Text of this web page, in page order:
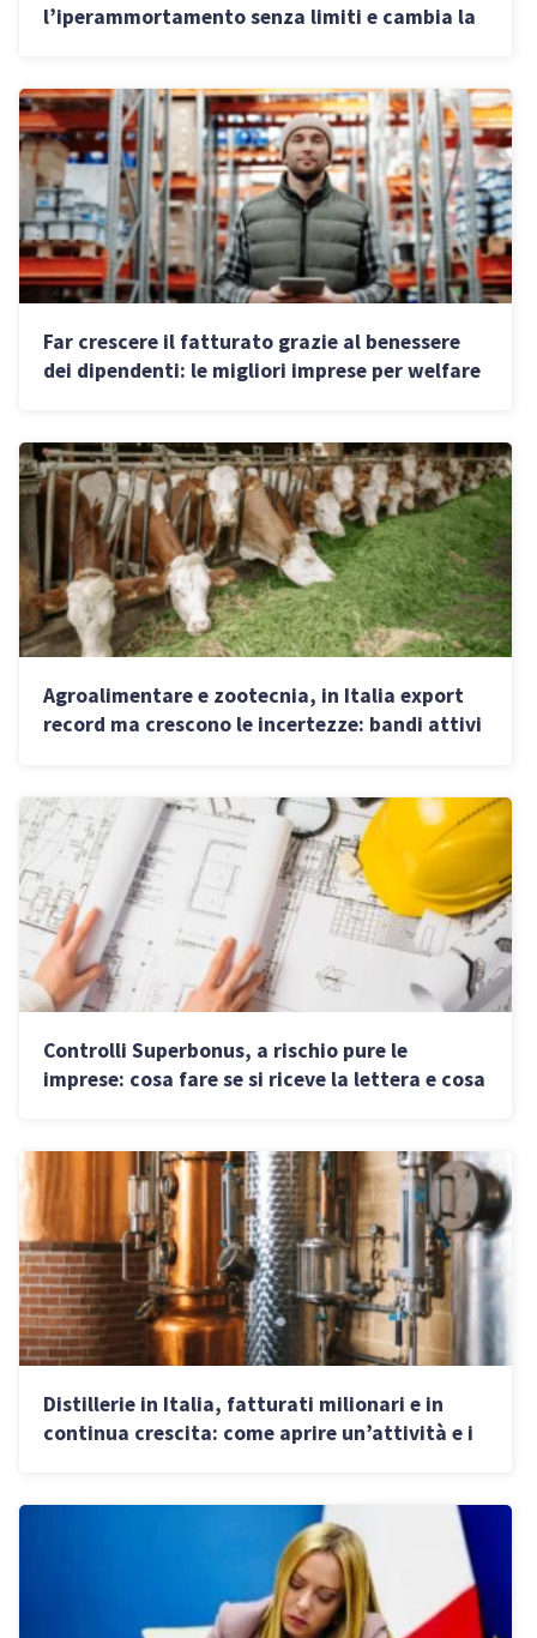
l’iperammortamento senza limiti e cambia la
Far crescere il fatturato grazie al benessere
dei dipendenti: le migliori imprese per welfare
Agroalimentare e zootecnia, in Italia export
record ma crescono le incertezze: bandi attivi
Controlli Superbonus, a rischio pure le
imprese: cosa fare se si riceve la lettera e cosa
Distillerie in Italia, fatturati milionari e in
continua crescita: come aprire un’attività e i